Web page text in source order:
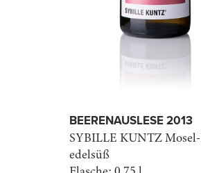
BEEREN­AUSLESE 2013
SYBILLE KUNTZ
edelsüß